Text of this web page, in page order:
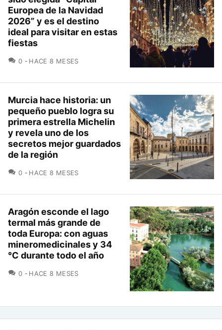
Europea de la Navidad
2026” y es el destino
ideal para visitar en estas
fiestas
0 COMENTARIOS
HACE 8 MESES
Murcia hace historia: un
pequeño pueblo logra su
primera estrella Michelin
y revela uno de los
secretos mejor guardados
de la región
0 COMENTARIOS
HACE 8 MESES
Aragón esconde el lago
termal más grande de
toda Europa: con aguas
mineromedicinales y 34
°C durante todo el año
0 COMENTARIOS
HACE 8 MESES